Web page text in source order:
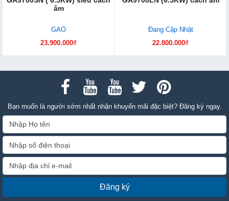
âm
GAO
23.900.000₫
Đang Cập Nhật
22.800.000₫
Bạn muốn là người sớm nhất nhận khuyến mãi đặc biệt? Đăng ký ngay.
Đăng ký